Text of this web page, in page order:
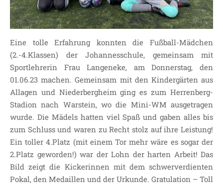
Eine tolle Erfahrung konnten die Fußball-Mädchen
(2.-4.Klassen) der Johannesschule, gemeinsam mit
Sportlehrerin Frau Langeneke, am Donnerstag, den
01.06.23 machen. Gemeinsam mit den Kindergärten aus
Allagen und Niederbergheim ging es zum Herrenberg-
Stadion nach Warstein, wo die Mini-WM ausgetragen
wurde. Die Mädels hatten viel Spaß und gaben alles bis
zum Schluss und waren zu Recht stolz auf ihre Leistung!
Ein toller 4.Platz (mit einem Tor mehr wäre es sogar der
2.Platz geworden!) war der Lohn der harten Arbeit! Das
Bild zeigt die Kickerinnen mit dem schwerverdienten
Pokal, den Medaillen und der Urkunde. Gratulation – Toll